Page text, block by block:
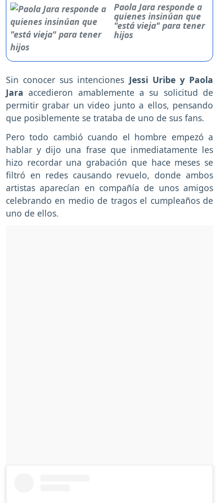
Paola Jara responde a
quienes insinúan que
"está vieja" para tener
hijos
Sin conocer sus intenciones Jessi Uribe y Paola
Jara accedieron amablemente a su solicitud de
permitir grabar un video junto a ellos, pensando
que posiblemente se trataba de uno de sus fans.
Pero todo cambió cuando el hombre empezó a
hablar y dijo una frase que inmediatamente les
hizo recordar una grabación que hace meses se
filtró en redes causando revuelo, donde ambos
artistas aparecían en compañía de unos amigos
celebrando en medio de tragos el cumpleaños de
uno de ellos.